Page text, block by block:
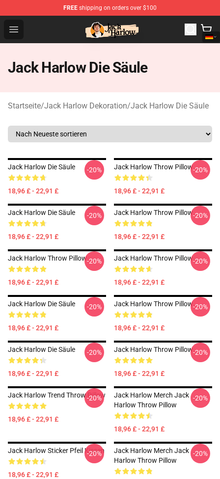
FREE shipping on orders over $100
Open menu
Jack Harlow Shop - Official Jack Harlow Merchandise
Jack Harlow Die Säule
Startseite/Jack Harlow Dekoration/Jack Harlow Die Säule
Jack Harlow Die Säule
18,96 £ - 22,91 £
-20% Jack Harlow Throw Pillow
18,96 £ - 22,91 £
-20%
Jack Harlow Die Säule
18,96 £ - 22,91 £
-20% Jack Harlow Throw Pillow
18,96 £ - 22,91 £
-20%
Jack Harlow Throw Pillow
18,96 £ - 22,91 £
-20% Jack Harlow Throw Pillow
18,96 £ - 22,91 £
-20%
Jack Harlow Die Säule
18,96 £ - 22,91 £
-20% Jack Harlow Throw Pillow
18,96 £ - 22,91 £
-20%
Jack Harlow Die Säule
18,96 £ - 22,91 £
-20% Jack Harlow Throw Pillow
18,96 £ - 22,91 £
-20%
Jack Harlow Trend Throw Pillow
18,96 £ - 22,91 £
-20%
Jack Harlow Merch Jack
Harlow Throw Pillow
18,96 £ - 22,91 £
-20%
Jack Harlow Sticker Pfeil Kissen
18,96 £ - 22,91 £
-20%
Jack Harlow Merch Jack
Harlow Throw Pillow
-20%